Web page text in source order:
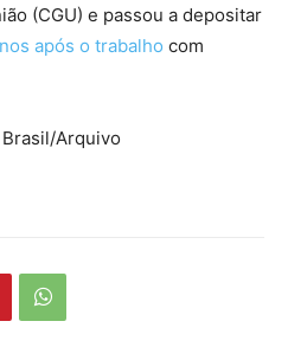
(CGU) e passou a depositar
após o trabalho com
Arquivo